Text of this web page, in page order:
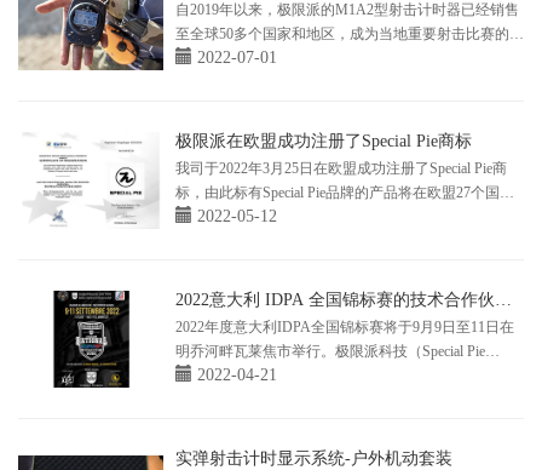
自2019年以来，极限派的M1A2型射击计时器已经销售
至全球50多个国家和地区，成为当地重要射击比赛的指
定计时设备。客户包含射手、射击俱乐部、射击培训机
户的反馈图片，Shotgun IPSC 2022 Marynino 波...
2022-07-01
极限派在欧盟成功注册了Special Pie商标
我司于2022年3月25日在欧盟成功注册了Special Pie商
标，由此标有Special Pie品牌的产品将在欧盟27个国家
获得商标保护，这将有利于我司为更多欧盟境内的强力
2022-05-12
2022意大利 IDPA 全国锦标赛的技术合作伙伴
（极限派科技）
2022年度意大利IDPA全国锦标赛将于9月9日至11日在
明乔河畔瓦莱焦市举行。极限派科技（Special Pie
Technology)作为此次比赛的独家技术合作伙伴，将为13
训练部门提供更智能，更好用的射击...
2022-04-21
实弹射击计时显示系统-户外机动套装